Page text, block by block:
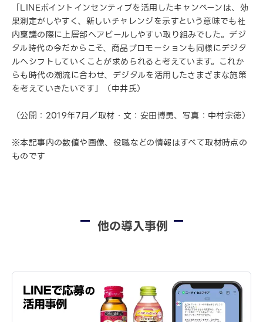
「LINEポイントインセンティブを活用したキャンペーンは、効
果測定がしやすく、新しいチャレンジを示すという意味でも社
内稟議の際に上層部へアピールしやすい取り組みでした。デジ
タル時代の今だからこそ、商品プロモーションも同様にデジタ
ルへシフトしていくことが求められると考えています。これか
らも時代の潮流に合わせ、デジタルを活用したさまざまな施策
を考えていきたいです」（中井氏）
（公開：2019年7月／取材・文：安田博勇、写真：中村宗徳）
※本記事内の数値や画像、役職などの情報はすべて取材時点の
ものです
他の導入事例